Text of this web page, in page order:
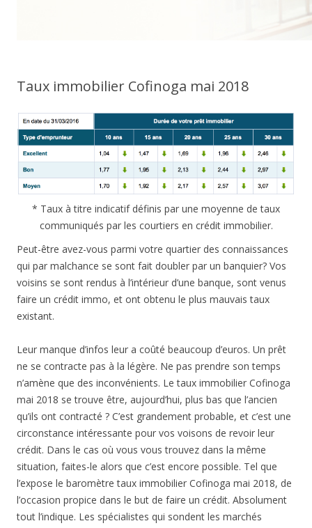
Taux immobilier Cofinoga mai 2018
* Taux à titre indicatif définis par une moyenne de taux
communiqués par les courtiers en crédit immobilier.
Peut-être avez-vous parmi votre quartier des connaissances
qui par malchance se sont fait doubler par un banquier? Vos
voisins se sont rendus à l’intérieur d’une banque, sont venus
faire un crédit immo, et ont obtenu le plus mauvais taux
existant.
Leur manque d’infos leur a coûté beaucoup d’euros. Un prêt
ne se contracte pas à la légère. Ne pas prendre son temps
n’amène que des inconvénients. Le taux immobilier Cofinoga
mai 2018 se trouve être, aujourd’hui, plus bas que l’ancien
qu’ils ont contracté ? C’est grandement probable, et c’est une
circonstance intéressante pour vos voisons de revoir leur
crédit. Dans le cas où vous vous trouvez dans la même
situation, faites-le alors que c’est encore possible. Tel que
l’expose le baromètre taux immobilier Cofinoga mai 2018, de
l’occasion propice dans le but de faire un crédit. Absolument
tout l’indique. Les spécialistes qui sondent les marchés